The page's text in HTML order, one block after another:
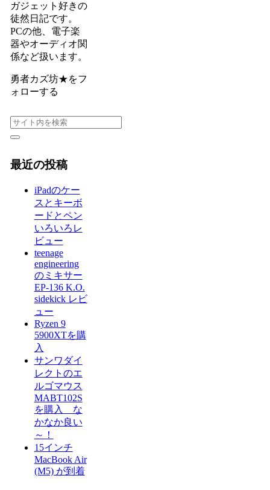
ガジェット好きの
徒然日記です。
PCの他、電子楽
器やオーディオ関
係など扱います。
勇者カズ坊★をフ
ォローする
最近の投稿
iPadのケー
スとキーボ
ードとペン
いろいろレ
ビュー
teenage
engineering
のミキサー
EP-136 K.O.
sidekick レビ
ュー
Ryzen 9
5900XTを購
入
サンワダイ
レクトのエ
ルゴマウス
MABT102S
を購入 な
かなか良い
～！
15インチ
MacBook Air
(M5) が到着